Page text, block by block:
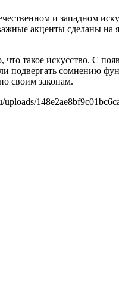
и западном
акценты сделаны
такое искусство. С
сомнению
своим законам.
uploads/